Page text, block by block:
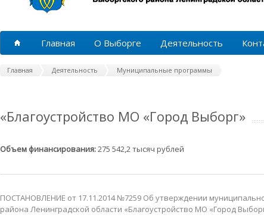
Главная О Выборге Деятельность
Главная Деятельность Муниципальные программы
«Благоустройство МО «Город Выборг»
Объем финансирования:275 542,2 тысяч рублей
ПОСТАНОВЛЕНИЕ от 17.11.2014 №7259 Об утверждении
района Ленинградской области «Благоустройство МО «Город